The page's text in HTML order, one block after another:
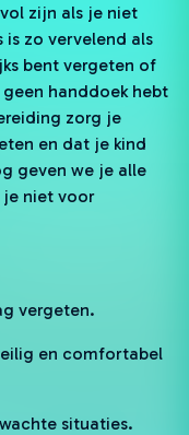
zijn als je niet
zo vervelend als
bent vergeten of
handdoek hebt
zorg je
en dat je kind
geven we je alle
je niet voor
vergeten.
en comfortabel
situaties.